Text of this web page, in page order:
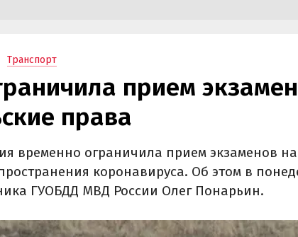
Транспорт
прием
права
временно ограничила прием экзаменов
коронавируса. Об этом в
ГУОБДД МВД России Олег Понарьин.